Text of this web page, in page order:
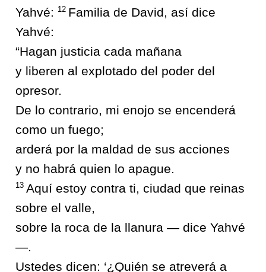
Yahvé:
12 Familia de David, así dice
Yahvé:
“Hagan justicia cada mañana
y liberen al explotado del poder del
opresor.
De lo contrario, mi enojo se encenderá
como un fuego;
arderá por la maldad de sus acciones
y no habrá quien lo apague.
13 Aquí estoy contra ti, ciudad que reinas
sobre el valle,
sobre la roca de la llanura — dice Yahvé
—.
Ustedes dicen: ‘¿Quién se atreverá a